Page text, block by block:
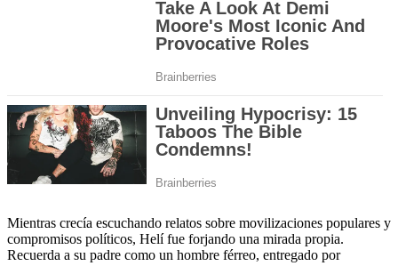
Mientras crecía escuchando relatos sobre movilizaciones populares y
compromisos políticos, Helí fue forjando una mirada propia.
Recuerda a su padre como un hombre férreo, entregado por